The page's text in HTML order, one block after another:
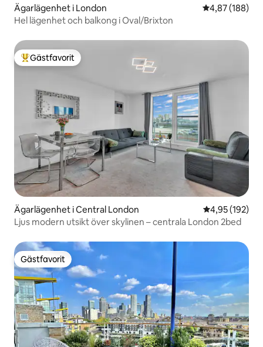
Ägarlägenhet i London 4,87 av 5 i
4,87 (188)
Hel lägenhet och balkong i Oval/Brixton
Populär gästfavorit
Gästfavorit
Ägarlägenhet i Central London 4,95 av 5 i
4,95 (192)
Ljus modern utsikt över skylinen – centrala London 2bed
Gästfavorit
Gästfavorit